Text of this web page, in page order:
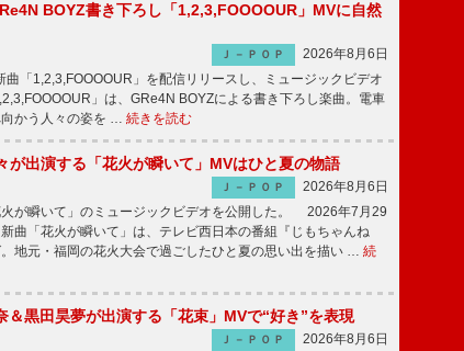
BOYZ書き下ろし「1,2,3,FOOOOUR」MVに自然
Ｊ－ＰＯＰ
2026年8月6日
「1,2,3,FOOOOUR」を配信リリースし、ミュージックビデオ
」は、GRe4N BOYZによる書き下ろし楽曲。電車
かう人々の姿を … 続きを読む
が出演する「花火が瞬いて」MVはひと夏の物語
Ｊ－ＰＯＰ
2026年8月6日
が瞬いて」のミュージックビデオを公開した。 2026年7月29
曲「花火が瞬いて」は、テレビ西日本の番組『じもちゃんね
地元・福岡の花火大会で過ごしたひと夏の思い出を描い … 続
黒田昊夢が出演する「花束」MVで“好き”を表現
Ｊ－ＰＯＰ
2026年8月6日